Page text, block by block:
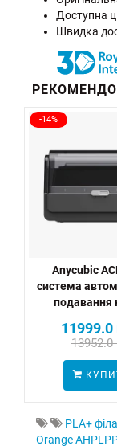
Доступна
Швидка
-14%
Anycubic
система
подавання
11999.0
13952.0
PLA+
Orange